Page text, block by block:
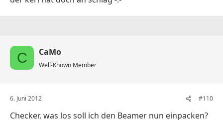
C CaMo
Well-Known Member
6. Juni 2012 #110
Checker, was los soll ich den Beamer nun einpacken?